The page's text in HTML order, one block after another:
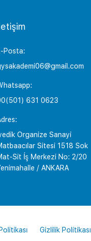
Posta:
631 0623
Organize Sanayi
Sitesi 1518 Sok
Sit İş Merkezi No: 2/20
/ ANKARA
Gizlilik Politikası